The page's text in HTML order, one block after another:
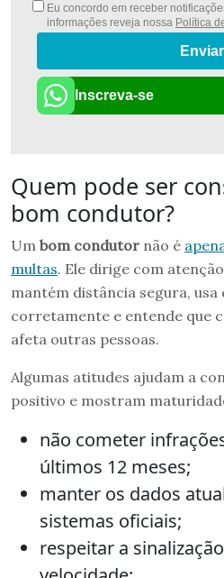
Eu concordo em receber
informações reveja nossa Política
Enviar
Inscreva-se
Quem pode ser
bom condutor?
Um bom condutor não é
multas. Ele dirige com
mantém distância segura, usa
corretamente e entende que
afeta outras pessoas.
Algumas atitudes ajudam a
positivo e mostram
não cometer
últimos 12 meses;
manter os dados
sistemas oficiais;
respeitar a